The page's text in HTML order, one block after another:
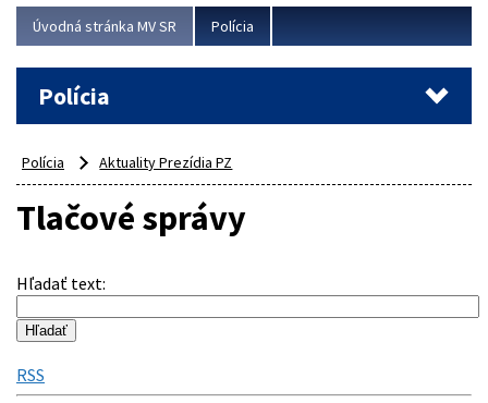
Úvodná stránka MV SR Polícia
Polícia
Polícia Aktuality Prezídia PZ
Tlačové správy
Hľadať text:
RSS